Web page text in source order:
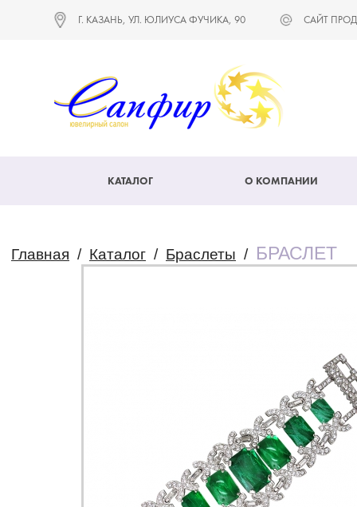
Г. КАЗАНЬ, УЛ. ЮЛИУСА ФУЧИКА, 90 САЙТ
КАТАЛОГ О КОМПАНИИ
Главная / Каталог / Браслеты / БРАСЛЕТ